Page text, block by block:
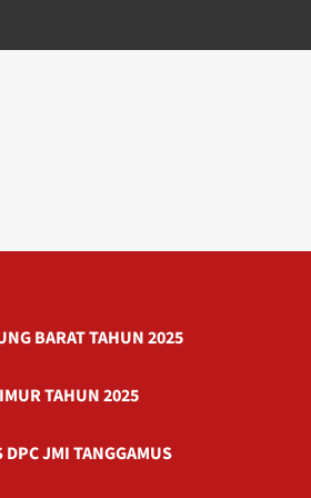
BARAT TAHUN 2025
TAHUN 2025
DPC JMI TANGGAMUS